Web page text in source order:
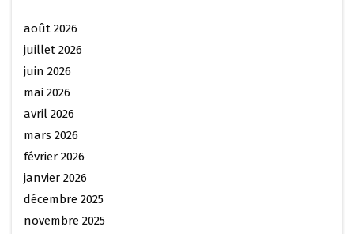
août 2026
juillet 2026
juin 2026
mai 2026
avril 2026
mars 2026
février 2026
janvier 2026
décembre 2025
novembre 2025